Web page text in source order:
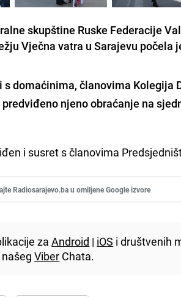
skupštine Ruske Federacije
Vječna vatra u Sarajevu počela
s domaćinima, članovima Kolegija
njeno obraćanje na
i susret s članovima
Radiosarajevo.ba u omiljene Google izvore
zaAndroid | iOS i društvenih
našegViber Chata.